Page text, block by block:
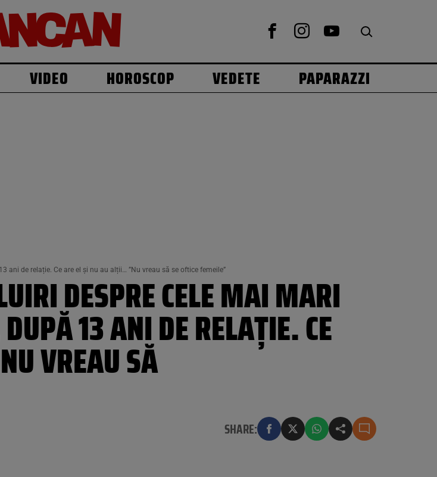
VIDEO HOROSCOP VEDETE PAPARAZZI
ani de relație. Ce are el și nu au alții… ”Nu vreau să se oftice femeile”
DESPRE CELE MAI MARI
13 ANI DE RELAȚIE. CE
VREAU SĂ
SHARE: